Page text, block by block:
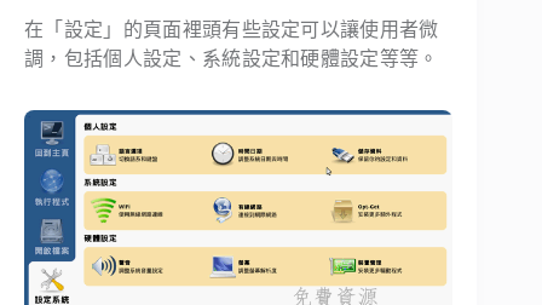
在「設定」的頁面裡頭有些設定可以讓使用者微
調，包括個人設定、系統設定和硬體設定等等。